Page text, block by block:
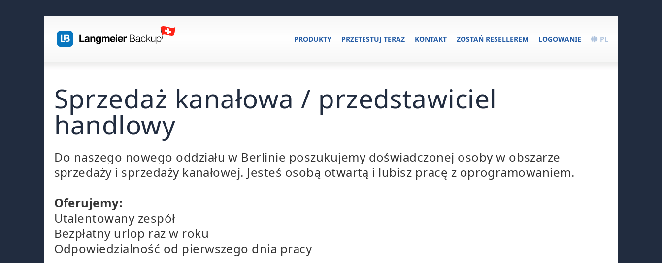
PL
LOGOWANIE
ZOSTAŃ RESELLEREM
KONTAKT
PRZETESTUJ TERAZ
PRODUKTY
Sprzedaż kanałowa / przedstawiciel
handlowy
Do naszego nowego oddziału w Berlinie poszukujemy doświadczonej osoby w obszarze
sprzedaży i sprzedaży kanałowej. Jesteś osobą otwartą i lubisz pracę z oprogramowaniem.
Oferujemy:
Utalentowany zespół
Bezpłatny urlop raz w roku
Odpowiedzialność od pierwszego dnia pracy